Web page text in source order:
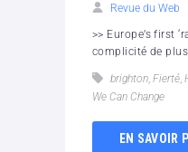
Revue du Web
>> Europe’s first
complicité de
brighton, Fierté,
We Can Change
EN SAVOIR